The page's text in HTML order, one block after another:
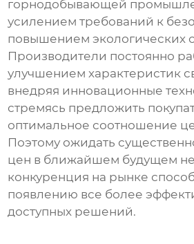
горнодобывающей
усилением требований к
повышением экологических
Производители постоянно
улучшением характеристик
внедряя инновационные
стремясь предложить
оптимальное соотношение
Поэтому ожидать
цен в ближайшем будущем не
конкуренция на рынке
появлению все более
доступных решений.